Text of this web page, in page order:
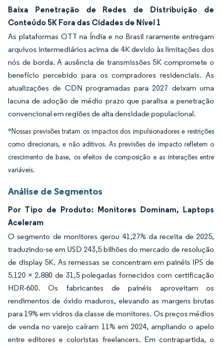
Baixa Penetração de Redes de Distribuição de
Conteúdo 5K Fora das Cidades de Nível 1
As plataformas OTT na Índia e no Brasil raramente entregam
arquivos intermediários acima de 4K devido às limitações dos
nós de borda. A ausência de transmissões 5K compromete o
benefício percebido para os compradores residenciais. As
atualizações de CDN programadas para 2027 deixam uma
lacuna de adoção de médio prazo que paralisa a penetração
convencional em regiões de alta densidade populacional.
*Nossas previsões tratam os impactos dos impulsionadores e restrições
como direcionais, e não aditivos. As previsões de impacto refletem o
crescimento de base, os efeitos de composição e as interações entre
variáveis.
Análise de Segmentos
Por Tipo de Produto: Monitores Dominam, Laptops
Aceleram
O segmento de monitores gerou 41,27% da receita de 2025,
traduzindo-se em USD 243,5 bilhões do mercado de resolução
de display 5K. As remessas se concentram em painéis IPS de
5.120 × 2.880 de 31,5 polegadas fornecidos com certificação
HDR-600. Os fabricantes de painéis aproveitam os
rendimentos de óxido maduros, elevando as margens brutas
para 19% em vidros da classe de monitores. Os preços médios
de venda no varejo caíram 11% em 2024, ampliando o apelo
entre editores e coloristas freelancers. Em contrapartida, o